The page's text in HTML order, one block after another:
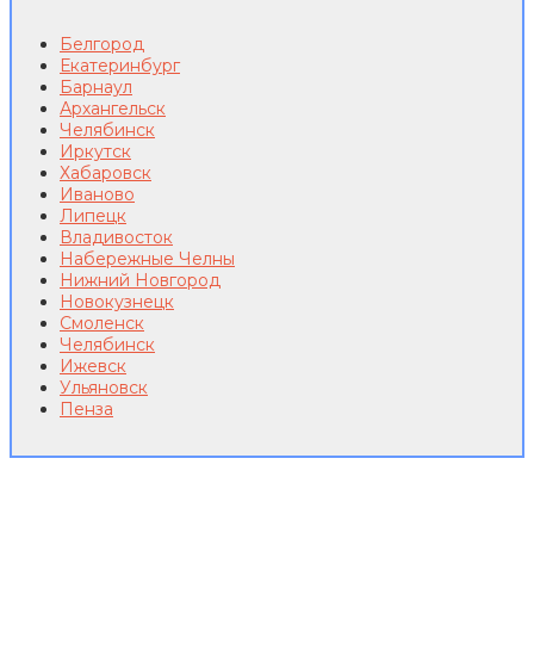
Белгород
Екатеринбург
Барнаул
Архангельск
Челябинск
Иркутск
Хабаровск
Иваново
Липецк
Владивосток
Набережные Челны
Нижний Новгород
Новокузнецк
Смоленск
Челябинск
Ижевск
Ульяновск
Пенза